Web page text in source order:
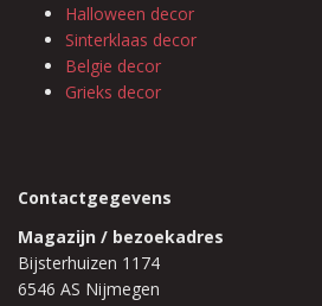
Halloween decor
Sinterklaas decor
Belgie decor
Grieks decor
Contactgegevens
Magazijn / bezoekadres
Bijsterhuizen 1174
6546 AS Nijmegen